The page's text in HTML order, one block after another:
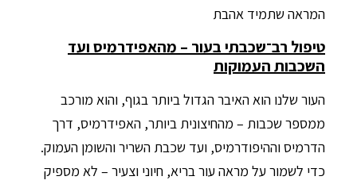
המראה שתמיד אהבת
טיפול רב־שכבתי בעור – מהאפידרמיס ועד
השכבות העמוקות
העור שלנו הוא האיבר הגדול ביותר בגוף, והוא מורכב
ממספר שכבות – מהחיצונית ביותר, האפידרמיס, דרך
הדרמיס וההיפודרמיס, ועד שכבת השריר והשומן העמוק.
כדי לשמור על מראה עור בריא, חיוני וצעיר – לא מספיק